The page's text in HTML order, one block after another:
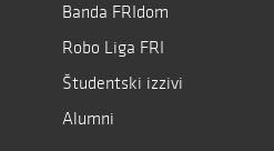
Banda FRIdom
Robo Liga FRI
Študentski izzivi
Alumni